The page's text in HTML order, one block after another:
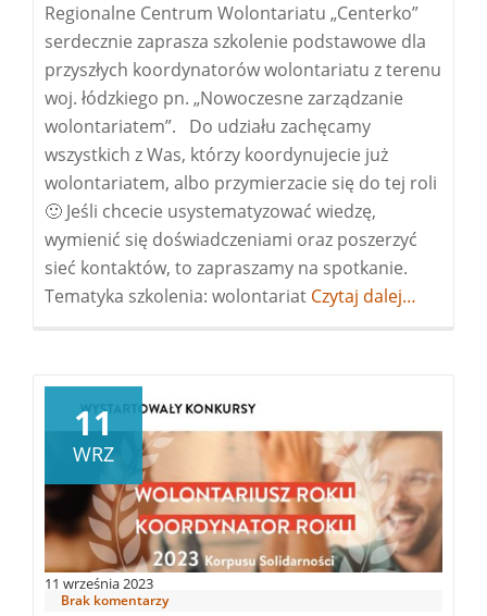
Regionalne Centrum Wolontariatu „Centerko”
serdecznie zaprasza szkolenie podstawowe dla
przyszłych koordynatorów wolontariatu z terenu
woj. łódzkiego pn. „Nowoczesne zarządzanie
wolontariatem”. Do udziału zachęcamy
wszystkich z Was, którzy koordynujecie już
wolontariatem, albo przymierzacie się do tej roli
🙂 Jeśli chcecie usystematyzować wiedzę,
wymienić się doświadczeniami oraz poszerzyć
sieć kontaktów, to zapraszamy na spotkanie.
Tematyka szkolenia: wolontariat Więcej
Czytaj dalej…
11 września 2023
11
WRZ
Brak komentarzy